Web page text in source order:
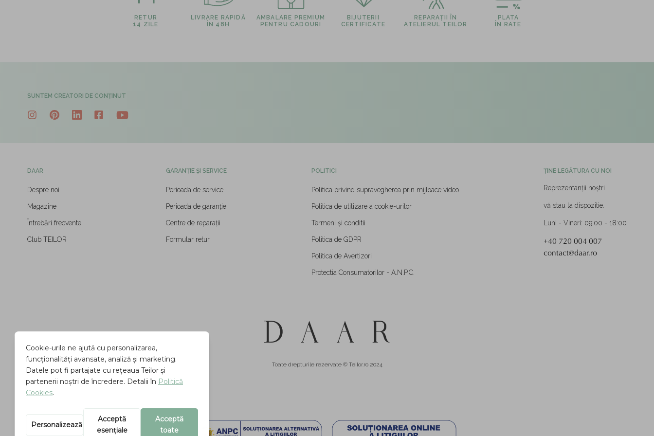
RETUR
14 ZILE
LIVRARE RAPIDĂ
ÎN 48H
AMBALARE PREMIUM
PENTRU CADOURI
BIJUTERII
CERTIFICATE
REPARAȚII ÎN
ATELIERUL TEILOR
PLATA
ÎN RATE
SUNTEM CREATORI DE CONȚINUT
DAAR
Despre noi
Magazine
Întrebări frecvente
Club TEILOR
GARANȚIE ȘI SERVICE
Perioada de service
Perioada de garanție
Centre de reparații
Formular retur
POLITICI
Politica privind supravegherea prin mijloace video
Politica de utilizare a cookie-urilor
Termeni și conditii
Politica de GDPR
Politica de Avertizori
Protectia Consumatorilor - A.N.P.C.
ȚINE LEGĂTURA CU NOI
Reprezentanții noștri
vă stau la dispozitie.
Luni - Vineri: 09:00 - 18:00
+40 720 004 007
contact@daar.ro
Toate drepturile rezervate © Teilor.ro 2024